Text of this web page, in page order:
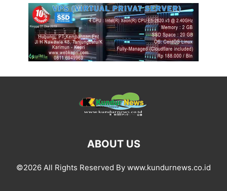
ABOUT US
©2026 All Rights Reserved By www.kundurnews.co.id